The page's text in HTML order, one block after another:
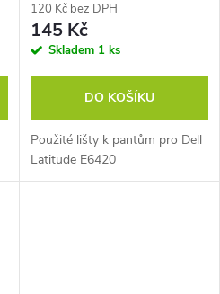
120 Kč bez DPH
145 Kč
Skladem 1 ks
DO KOŠÍKU
Použité lišty k pantům pro Dell
Latitude E6420